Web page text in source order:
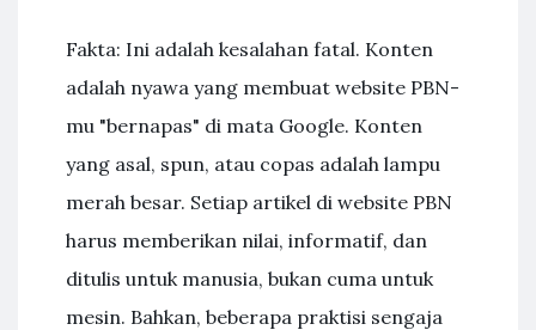
Fakta: Ini adalah kesalahan fatal. Konten
adalah nyawa yang membuat website PBN-
mu "bernapas" di mata Google. Konten
yang asal, spun, atau copas adalah lampu
merah besar. Setiap artikel di website PBN
harus memberikan nilai, informatif, dan
ditulis untuk manusia, bukan cuma untuk
mesin. Bahkan, beberapa praktisi sengaja